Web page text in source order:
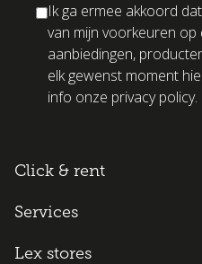
Ik ga ermee akkoord
van mijn voorkeuren
aanbiedingen,
elk gewenst moment
info onze privacy policy.
Click & rent
Services
Lex stores